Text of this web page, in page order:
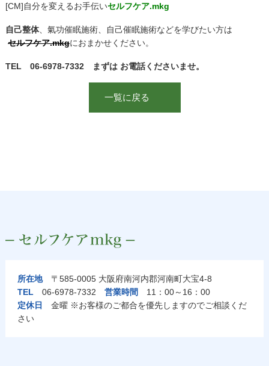
[CM]自分を変えるお手伝いセルフケア.mkg
自己整体、氣功催眠施術、自己催眠施術などを学びたい方は
セルフケア.mkgにおまかせください。
TEL 06-6978-7332 まずは お電話くださいませ。
一覧に戻る
所在地〒585-0005 大阪府南河内郡河南町大宝4-8
TEL06-6978-7332 営業時間
11：00～16：00
定休日
金曜 ※お客様のご都合を優先しますのでご相談くだ
さい